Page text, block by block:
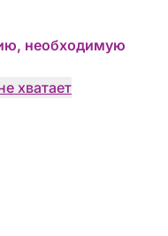
необходимую
хватает